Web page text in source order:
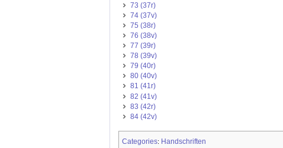
73 (37r)
74 (37v)
75 (38r)
76 (38v)
77 (39r)
78 (39v)
79 (40r)
80 (40v)
81 (41r)
82 (41v)
83 (42r)
84 (42v)
Categories: Handschriften